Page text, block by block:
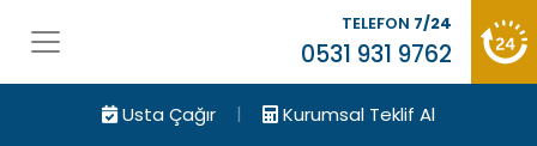
Usta Çağır | Kurumsal Teklif Al
TELEFON 7/24
0531 931 9762